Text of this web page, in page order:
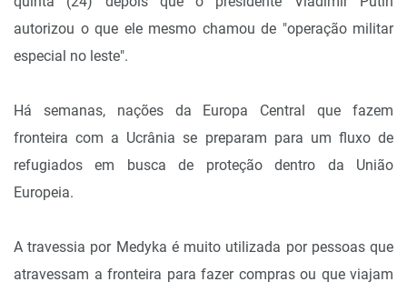
autorizou o que ele mesmo chamou de "operação militar
especial no leste".
Há semanas, nações da Europa Central que fazem
fronteira com a Ucrânia se preparam para um fluxo de
refugiados em busca de proteção dentro da União
Europeia.
A travessia por Medyka é muito utilizada por pessoas que
atravessam a fronteira para fazer compras ou que viajam